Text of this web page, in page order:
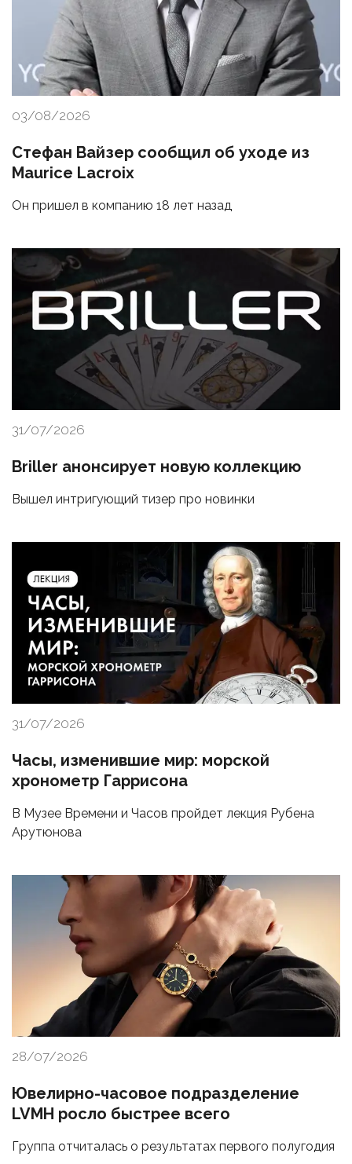
03/08/2026
Стефан Вайзер сообщил об уходе из
Maurice Lacroix
Он пришел в компанию 18 лет назад
31/07/2026
Briller анонсирует новую коллекцию
Вышел интригующий тизер про новинки
31/07/2026
Часы, изменившие мир: морской
хронометр Гаррисона
В Музее Времени и Часов пройдет лекция Рубена
Арутюнова
28/07/2026
Ювелирно-часовое подразделение
LVMH росло быстрее всего
Группа отчиталась о результатах первого полугодия